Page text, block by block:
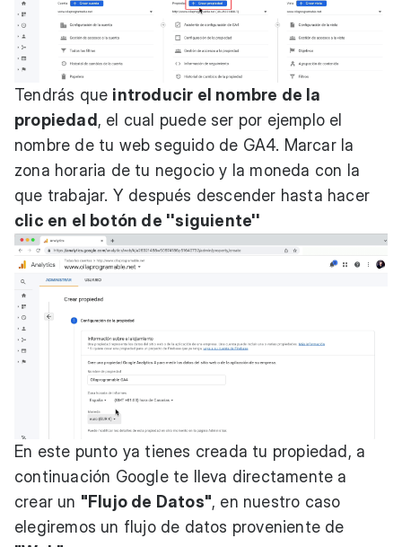
Tendrás que introducir el nombre de la
propiedad , el cual puede ser por ejemplo el
nombre de tu web seguido de GA4. Marcar la
zona horaria de tu negocio y la moneda con la
que trabajar. Y después descender hasta hacer
clic en el botón de ''siguiente''
En este punto ya tienes creada tu propiedad, a
continuación Google te lleva directamente a
crear un "Flujo de Datos", en nuestro caso
elegiremos un flujo de datos proveniente de